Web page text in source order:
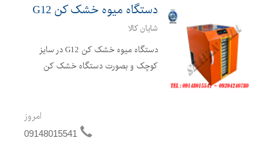
دستگاه میوه خشک کن G12
شایان کالا
دستگاه میوه خشک کن G12 در سایز
کوچک و بصورت دستگاه خشک کن
خشک کن سبزی ، خشک کن قارچ ،
خشک کن ادویه بصورت خشک کن
امروز
09148015541